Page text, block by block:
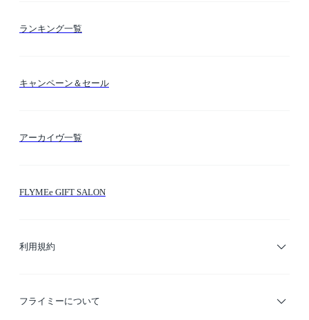
カテゴリー検索
ランキング一覧
キャンペーン＆セール
アーカイヴ一覧
FLYMEe GIFT SALON
利用規約
利用規約
フライミーについて